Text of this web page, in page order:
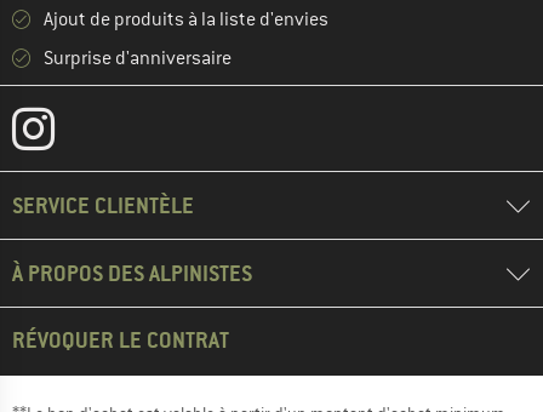
Ajout de produits à la liste d'envies
Surprise d'anniversaire
SERVICE CLIENTÈLE
À PROPOS DES ALPINISTES
RÉVOQUER LE CONTRAT